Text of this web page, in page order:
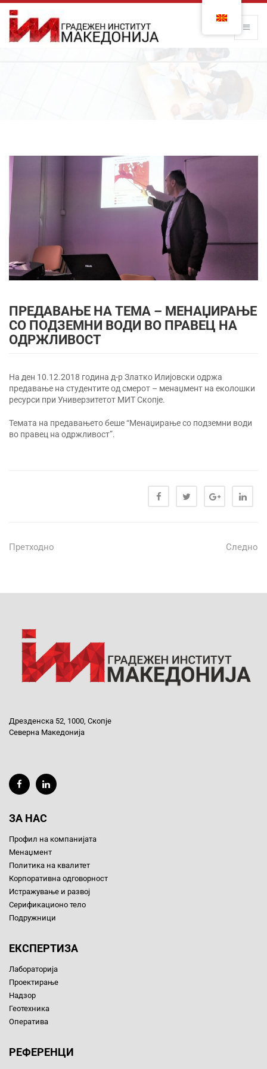
ПРЕДАВАЊЕ НА ТЕМА – МЕНАЏИРАЊЕ
СО ПОДЗЕМНИ ВОДИ ВО ПРАВЕЦ НА
ОДРЖЛИВОСТ
На ден 10.12.2018 година д-р Златко Илијовски одржа
предавање на студентите од смерот – менаџмент на еколошки
ресурси при Универзитетот МИТ Скопје.
Темата на предавањето беше “Менаџирање со подземни води
во правец на одржливост”.
Претходно Следно
Дрезденска 52, 1000, Скопје
Северна Македонија
ЗА НАС
Профил на компанијата
Менаџмент
Политика на квалитет
Корпоративна одговорност
Истражување и развој
Серификационо тело
Подружници
ЕКСПЕРТИЗА
Лабораторија
Проектирање
Надзор
Геотехника
Оператива
РЕФЕРЕНЦИ